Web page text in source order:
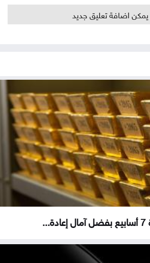
يمكن اضافة تعليق جديد